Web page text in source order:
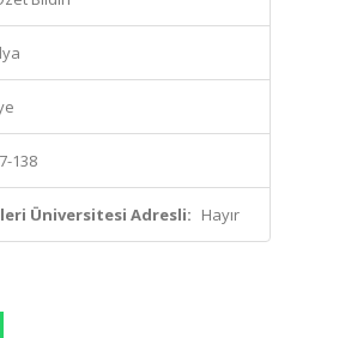
138
Üniversitesi Adresli: Hayır